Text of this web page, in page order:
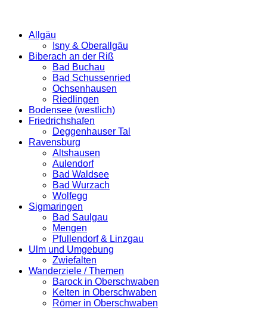
Allgäu
Isny & Oberallgäu
Biberach an der Riß
Bad Buchau
Bad Schussenried
Ochsenhausen
Riedlingen
Bodensee (westlich)
Friedrichshafen
Deggenhauser Tal
Ravensburg
Altshausen
Aulendorf
Bad Waldsee
Bad Wurzach
Wolfegg
Sigmaringen
Bad Saulgau
Mengen
Pfullendorf & Linzgau
Ulm und Umgebung
Zwiefalten
Wanderziele / Themen
Barock in Oberschwaben
Kelten in Oberschwaben
Römer in Oberschwaben